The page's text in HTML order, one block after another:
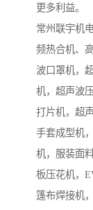
更多利益。
常州联宇机
频热合机、
波口罩机，
机，超声波
打片机，超
手套成型机
机，服装面
板压花机，
篷布焊接机